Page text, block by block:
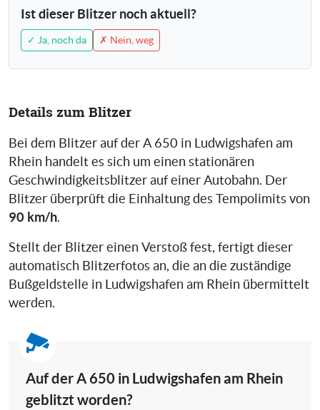
Ist dieser Blitzer noch aktuell?
✓ Ja, noch da ✗ Nein, weg
Details zum Blitzer
Bei dem Blitzer auf der A 650 in Ludwigshafen am
Rhein handelt es sich um einen stationären
Geschwindigkeitsblitzer auf einer Autobahn. Der
Blitzer überprüft die Einhaltung des Tempolimits von
90 km/h.
Stellt der Blitzer einen Verstoß fest, fertigt dieser
automatisch Blitzerfotos an, die an die zuständige
Bußgeldstelle in Ludwigshafen am Rhein übermittelt
werden.
Auf der A 650 in Ludwigshafen am Rhein
geblitzt worden?